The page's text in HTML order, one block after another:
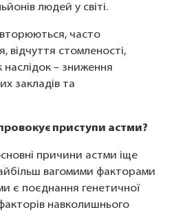
людей у світі.
часто
відчуття стомленості,
наслідок – зниження
закладів та
приступи астми?
причини астми іще
вагомими факторами
є поєднання генетичної
навколишнього